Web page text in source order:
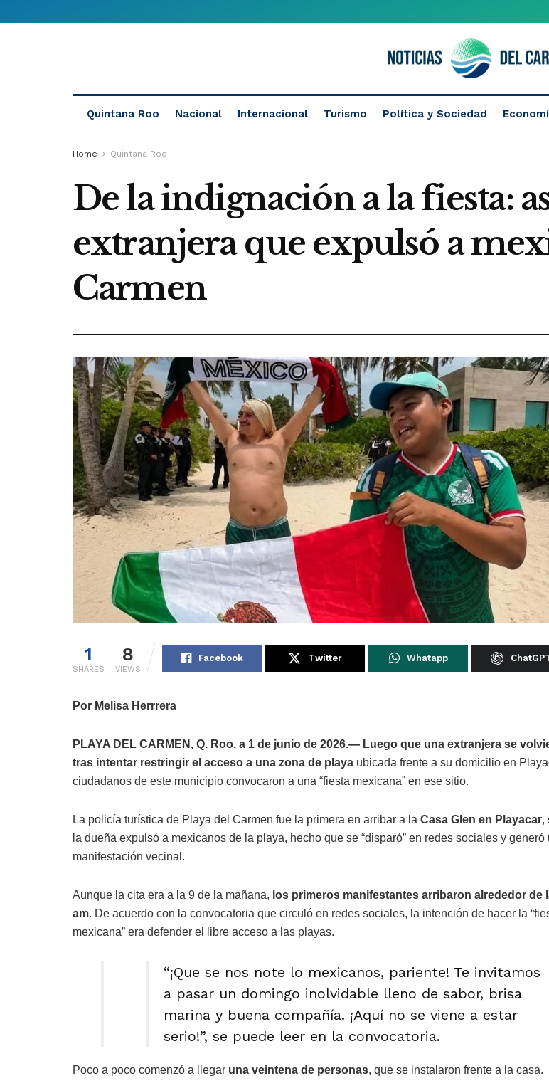
Quintana Roo Nacional Internacional Turismo Política y Sociedad
Home Quintana Roo
De la indignación a la fiesta:
extranjera que expulsó a
Carmen
1
SHARES
8
VIEWS
Facebook Twitter Whatapp
Por Melisa Herrrera
PLAYA DEL CARMEN, Q. Roo, a 1 de junio de 2026.— Luego que una extranjera se
tras intentar restringir el acceso a una zona de playa ubicada frente a su domicilio en
ciudadanos de este municipio convocaron a una “fiesta mexicana” en ese sitio.
La policía turística de Playa del Carmen fue la primera en arribar a la Casa Glen en Playacar,
la dueña expulsó a mexicanos de la playa, hecho que se “disparó” en redes sociales y generó
manifestación vecinal.
Aunque la cita era a la 9 de la mañana, los primeros manifestantes arribaron alrededor de
am. De acuerdo con la convocatoria que circuló en redes sociales, la intención de hacer la
mexicana” era defender el libre acceso a las playas.
“¡Que se nos note lo mexicanos, pariente! Te invitamos
a pasar un domingo inolvidable lleno de sabor, brisa
marina y buena compañía. ¡Aquí no se viene a estar
serio!”, se puede leer en la convocatoria.
Poco a poco comenzó a llegar una veintena de personas, que se instalaron frente a la casa.